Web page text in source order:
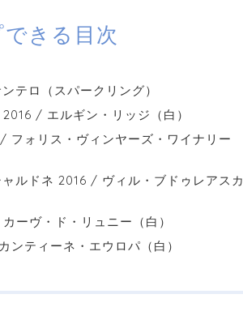
きる目次
テロ（スパークリング）
/ エルギン・リッジ（白）
フォリス・ヴィンヤーズ・ワイナリー
ルドネ 2016 / ヴィル・ブドゥレアスカ
ーヴ・ド・リュニー（白）
ティーネ・エウロパ（白）